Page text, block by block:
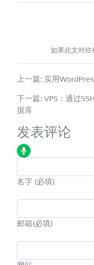
如果此文对你
上一篇: 实用
下一篇: VPS：通过
据库
发表评论
名字 (必填)
邮箱(必填)